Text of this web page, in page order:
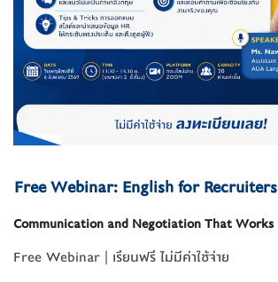
Free Webinar: English for Recruiters
Communication and Negotiation That Works
Free Webinar | เรียนฟรี ไม่มีค่าใช้จ่าย